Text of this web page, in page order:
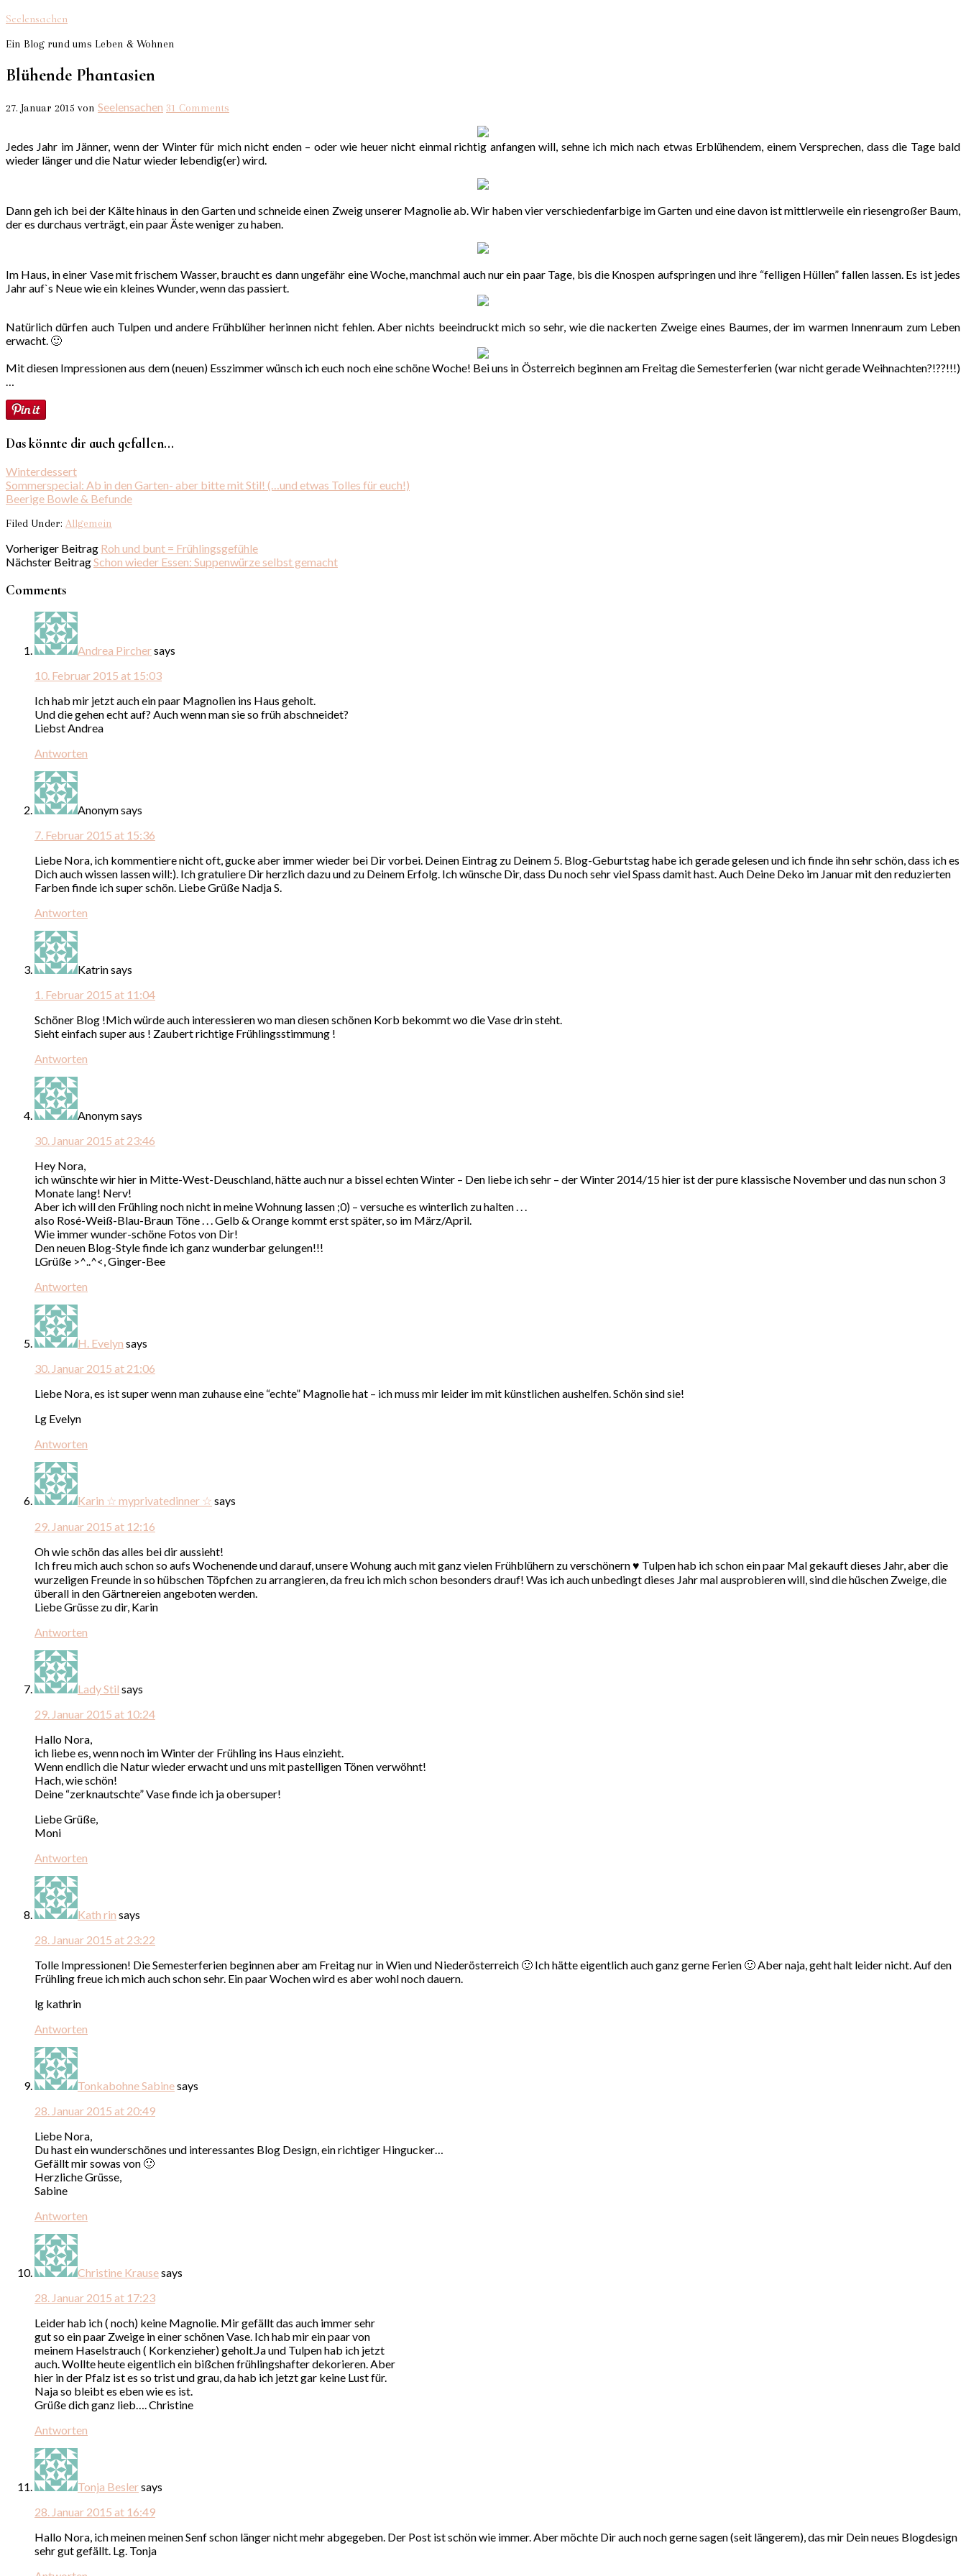
Seelensachen
Ein Blog rund ums Leben & Wohnen
Blühende Phantasien
27. Januar 2015 von Seelensachen 31 Comments
Jedes Jahr im Jänner, wenn der Winter für mich nicht enden – oder wie heuer nicht einmal richtig anfangen will, sehne ich mich nach etwas Erblühendem, einem Versprechen, dass die Tage bald
wieder länger und die Natur wieder lebendig(er) wird.
Dann geh ich bei der Kälte hinaus in den Garten und schneide einen Zweig unserer Magnolie ab. Wir haben vier verschiedenfarbige im Garten und eine davon ist mittlerweile ein riesengroßer Baum,
der es durchaus verträgt, ein paar Äste weniger zu haben.
Im Haus, in einer Vase mit frischem Wasser, braucht es dann ungefähr eine Woche, manchmal auch nur ein paar Tage, bis die Knospen aufspringen und ihre “felligen Hüllen” fallen lassen. Es ist jedes
Jahr auf`s Neue wie ein kleines Wunder, wenn das passiert.
Natürlich dürfen auch Tulpen und andere Frühblüher herinnen nicht fehlen. Aber nichts beeindruckt mich so sehr, wie die nackerten Zweige eines Baumes, der im warmen Innenraum zum Leben
erwacht. 🙂
Mit diesen Impressionen aus dem (neuen) Esszimmer wünsch ich euch noch eine schöne Woche! Bei uns in Österreich beginnen am Freitag die Semesterferien (war nicht gerade Weihnachten?!??!!!)
…
Das könnte dir auch gefallen...
Winterdessert
Sommerspecial: Ab in den Garten- aber bitte mit Stil! (…und etwas Tolles für euch!)
Beerige Bowle & Befunde
Filed Under: Allgemein
Vorheriger Beitrag Roh und bunt = Frühlingsgefühle
Nächster BeitragSchon wieder Essen: Suppenwürze selbst gemacht
Comments
Andrea Pirchersays
10. Februar 2015 at 15:03
Ich hab mir jetzt auch ein paar Magnolien ins Haus geholt.
Und die gehen echt auf? Auch wenn man sie so früh abschneidet?
Liebst Andrea
Antworten
Anonymsays
7. Februar 2015 at 15:36
Liebe Nora, ich kommentiere nicht oft, gucke aber immer wieder bei Dir vorbei. Deinen Eintrag zu Deinem 5. Blog-Geburtstag habe ich gerade gelesen und ich finde ihn sehr schön, dass ich es
Dich auch wissen lassen will:). Ich gratuliere Dir herzlich dazu und zu Deinem Erfolg. Ich wünsche Dir, dass Du noch sehr viel Spass damit hast. Auch Deine Deko im Januar mit den reduzierten
Farben finde ich super schön. Liebe Grüße Nadja S.
Antworten
Katrinsays
1. Februar 2015 at 11:04
Schöner Blog !Mich würde auch interessieren wo man diesen schönen Korb bekommt wo die Vase drin steht.
Sieht einfach super aus ! Zaubert richtige Frühlingsstimmung !
Antworten
Anonymsays
30. Januar 2015 at 23:46
Hey Nora,
ich wünschte wir hier in Mitte-West-Deuschland, hätte auch nur a bissel echten Winter – Den liebe ich sehr – der Winter 2014/15 hier ist der pure klassische November und das nun schon 3
Monate lang! Nerv!
Aber ich will den Frühling noch nicht in meine Wohnung lassen ;0) – versuche es winterlich zu halten . . .
also Rosé-Weiß-Blau-Braun Töne . . . Gelb & Orange kommt erst später, so im März/April.
Wie immer wunder-schöne Fotos von Dir!
Den neuen Blog-Style finde ich ganz wunderbar gelungen!!!
LGrüße >^..^<, Ginger-Bee
Antworten
H. Evelyn says
30. Januar 2015 at 21:06
Liebe Nora, es ist super wenn man zuhause eine “echte” Magnolie hat – ich muss mir leider im mit künstlichen aushelfen. Schön sind sie!
Lg Evelyn
Antworten
Karin ☆ myprivatedinner ☆ says
29. Januar 2015 at 12:16
Oh wie schön das alles bei dir aussieht!
Ich freu mich auch schon so aufs Wochenende und darauf, unsere Wohung auch mit ganz vielen Frühblühern zu verschönern ♥ Tulpen hab ich schon ein paar Mal gekauft dieses Jahr, aber die
wurzeligen Freunde in so hübschen Töpfchen zu arrangieren, da freu ich mich schon besonders drauf! Was ich auch unbedingt dieses Jahr mal ausprobieren will, sind die hüschen Zweige, die
überall in den Gärtnereien angeboten werden.
Liebe Grüsse zu dir, Karin
Antworten
Lady Stil says
29. Januar 2015 at 10:24
Hallo Nora,
ich liebe es, wenn noch im Winter der Frühling ins Haus einzieht.
Wenn endlich die Natur wieder erwacht und uns mit pastelligen Tönen verwöhnt!
Hach, wie schön!
Deine “zerknautschte” Vase finde ich ja obersuper!
Liebe Grüße,
Moni
Antworten
Kath rin says
28. Januar 2015 at 23:22
Tolle Impressionen! Die Semesterferien beginnen aber am Freitag nur in Wien und Niederösterreich 🙂 Ich hätte eigentlich auch ganz gerne Ferien 🙂 Aber naja, geht halt leider nicht. Auf den
Frühling freue ich mich auch schon sehr. Ein paar Wochen wird es aber wohl noch dauern.
lg kathrin
Antworten
Tonkabohne Sabinesays
28. Januar 2015 at 20:49
Liebe Nora,
Du hast ein wunderschönes und interessantes Blog Design, ein richtiger Hingucker…
Gefällt mir sowas von 🙂
Herzliche Grüsse,
Sabine
Antworten
Christine Krausesays
28. Januar 2015 at 17:23
Leider hab ich ( noch) keine Magnolie. Mir gefällt das auch immer sehr
gut so ein paar Zweige in einer schönen Vase. Ich hab mir ein paar von
meinem Haselstrauch ( Korkenzieher) geholt.Ja und Tulpen hab ich jetzt
auch. Wollte heute eigentlich ein bißchen frühlingshafter dekorieren. Aber
hier in der Pfalz ist es so trist und grau, da hab ich jetzt gar keine Lust für.
Naja so bleibt es eben wie es ist.
Grüße dich ganz lieb…. Christine
Antworten
Tonja Beslersays
28. Januar 2015 at 16:49
Hallo Nora, ich meinen meinen Senf schon länger nicht mehr abgegeben. Der Post ist schön wie immer. Aber möchte Dir auch noch gerne sagen (seit längerem), das mir Dein neues Blogdesign
sehr gut gefällt. Lg. Tonja